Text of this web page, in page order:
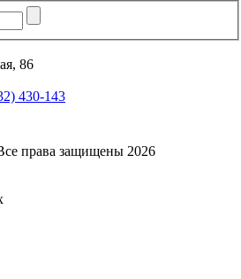
86
430-143
права защищены 2026